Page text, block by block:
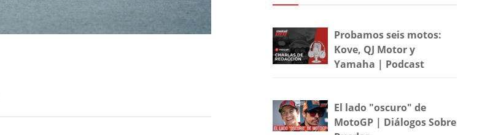
Probamos seis motos:
Kove, QJ Motor y
Yamaha | Podcast
El lado "oscuro" de
MotoGP | Diálogos Sobre